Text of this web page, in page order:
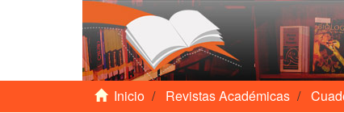
Inicio Revistas Académicas